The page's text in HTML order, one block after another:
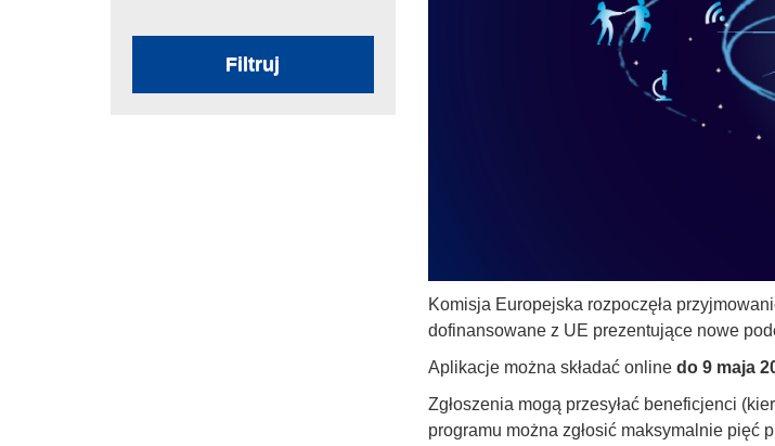
Filtruj
Komisja Europejska rozpoczęła
dofinansowane z UE prezentujące nowe
Aplikacje można składać onlinedo 9 maja
Zgłoszenia mogą przesyłać beneficjenci
programu można zgłosić maksymalnie pięć